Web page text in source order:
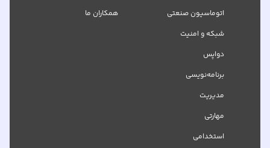
اتوماسیون صنعتی
شبکه‌ و امنیت
دواپس
برنامه‌نویسی
مدیریت
مهارتی
استخدامی
همکاران ما